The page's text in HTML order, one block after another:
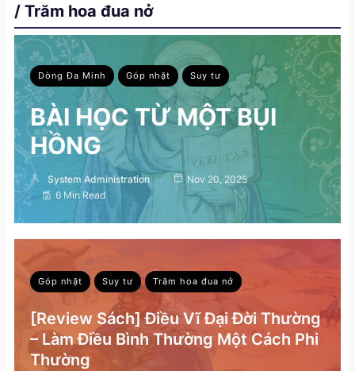
/ Trăm hoa đua nở
Dòng Đa Minh Góp nhặt Suy tư
BÀI HỌC TỪ MỘT BỤI
HỒNG
System Administration
Nov 20, 2025
6 Min Read
Góp nhặt Suy tư Trăm hoa đua nở
[Review Sách] Điều Vĩ Đại Đời Thường
– Làm Điều Bình Thường Một Cách Phi
Thường